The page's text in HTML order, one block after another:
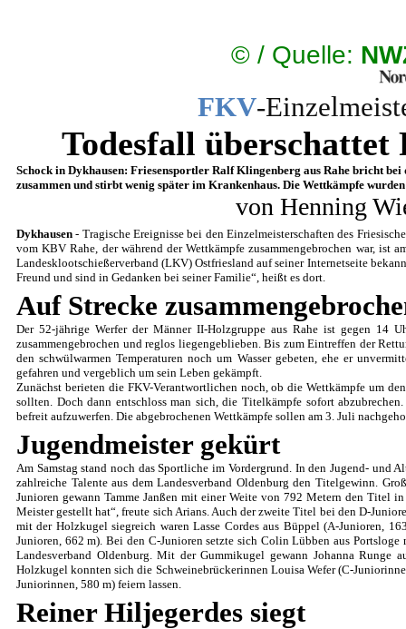
©/ Quelle:
FKV-
Todesfall
Schock in Dykhausen: Friesensportler Ralf Klingenberg aus Rahe bricht bei
zusammen und stirbt wenig später im Krankenhaus. Die Wettkämpfe
von Henning
Dykhausen - Tragische Ereignisse bei den Einzelmeisterschaften des
vom KBV Rahe, der während der Wettkämpfe zusammengebrochen war, ist
Landesklootschießerverband (LKV) Ostfriesland auf seiner Internetseite
Freund und sind in Gedanken bei seiner Familie“, heißt es dort.
Auf Strecke
Der 52-jährige Werfer der Männer II-Holzgruppe aus Rahe ist gegen 14
zusammengebrochen und reglos liegengeblieben. Bis zum Eintreffen der
den schwülwarmen Temperaturen noch um Wasser gebeten, ehe er
gefahren und vergeblich um sein Leben gekämpft.
Zunächst berieten die FKV-Verantwortlichen noch, ob die Wettkämpfe um
sollten. Doch dann entschloss man sich, die Titelkämpfe sofort
befreit aufzuwerfen. Die abgebrochenen Wettkämpfe sollen am 3. Juli
Jugendmeister gekürt
Am Samstag stand noch das Sportliche im Vordergrund. In den Jugend- und
zahlreiche Talente aus dem Landesverband Oldenburg den Titelgewinn.
Junioren gewann Tamme Janßen mit einer Weite von 792 Metern den Titel
Meister gestellt hat“, freute sich Arians. Auch der zweite Titel bei den D-
mit der Holzkugel siegreich waren Lasse Cordes aus Büppel (A-Junioren,
Junioren, 662 m). Bei den C-Junioren setzte sich Colin Lübben aus
Landesverband Oldenburg. Mit der Gummikugel gewann Johanna
Holzkugel konnten sich die Schweinebrückerinnen Louisa Wefer (C-
Juniorinnen, 580 m) feiern lassen.
Reiner Hiljegerdes siegt